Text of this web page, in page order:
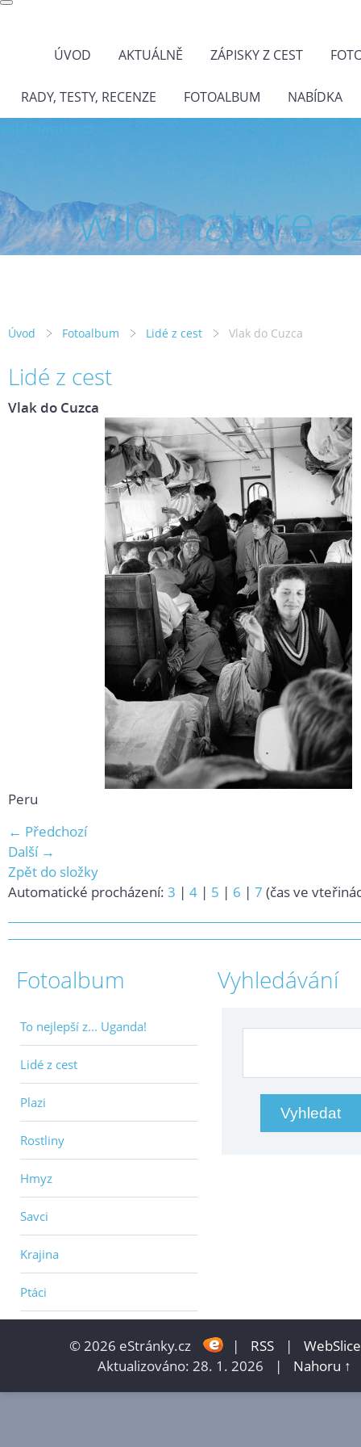
ÚVOD AKTUÁLNĚ ZÁPISKY Z CEST
RADY, TESTY, RECENZE FOTOALBUM NABÍDKA
wild-
Úvod Fotoalbum Lidé z cest Vlak do Cuzca
Lidé z cest
Vlak do Cuzca
Peru
← Předchozí
Další →
Zpět do složky
Automatické procházení: 3 | 4 | 5 | 6 | 7 (čas ve
Fotoalbum
To nejlepší z... Uganda!
Lidé z cest
Plazi
Rostliny
Hmyz
Savci
Krajina
Ptáci
Vyhledávání
© 2026 eStránky.cz | RSS |
WebSlice
Aktualizováno: 28. 1. 2026
| Nahoru ↑